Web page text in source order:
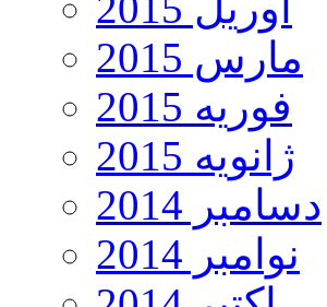
مارس 2015
فوریه 2015
ژانویه 2015
دسامبر 2014
نوامبر 2014